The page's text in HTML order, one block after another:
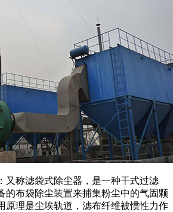
又称滤袋式除尘器，是一种干式过滤
的布袋除尘装置来捕集粉尘中的气固颗
原理是尘埃轨道，滤布纤维被惯性力作